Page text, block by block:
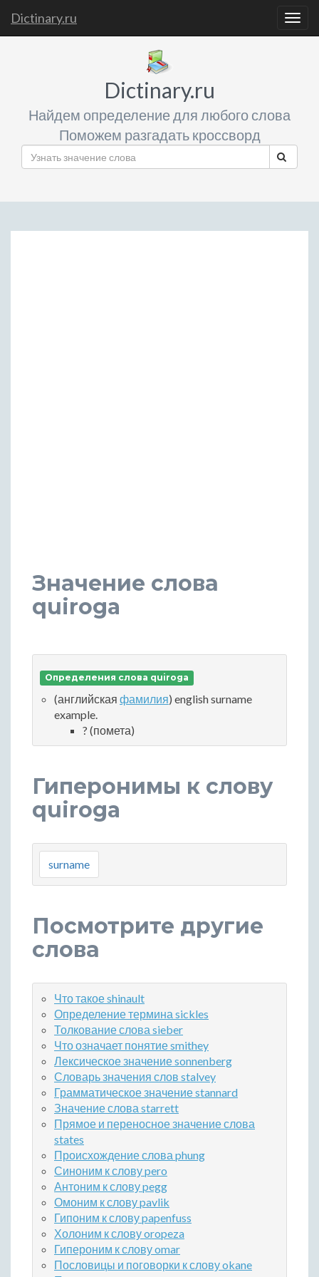
Dictinary.ru
Dictinary.ru
Найдем определение для любого слова
Поможем разгадать кроссворд
Значение слова
quiroga
Определения слова quiroga
(английская фамилия) english surname
example.
? (помета)
Гиперонимы к слову
quiroga
surname
Посмотрите другие
слова
Что такое shinault
Определение термина sickles
Толкование слова sieber
Что означает понятие smithey
Лексическое значение sonnenberg
Словарь значения слов stalvey
Грамматическое значение stannard
Значение слова starrett
Прямое и переносное значение слова
states
Происхождение слова phung
Синоним к слову pero
Антоним к слову pegg
Омоним к слову pavlik
Гипоним к слову papenfuss
Холоним к слову oropeza
Гипероним к слову omar
Пословицы и поговорки к слову okane